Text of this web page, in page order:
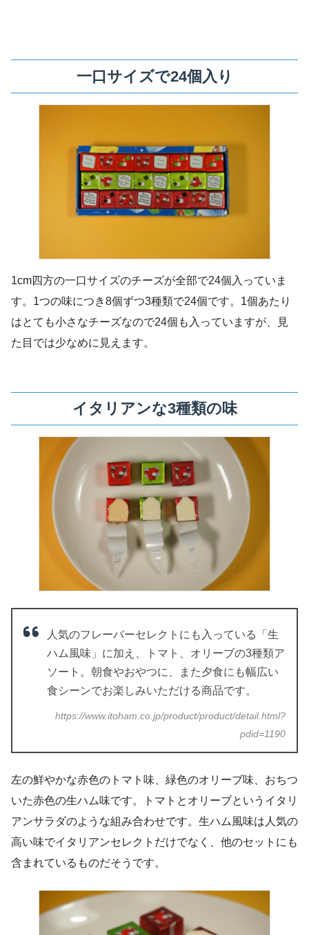
一口サイズで24個入り
1cm四方の一口サイズのチーズが全部で24個入っていま
す。1つの味につき8個ずつ3種類で24個です。1個あたり
はとても小さなチーズなので24個も入っていますが、見
た目では少なめに見えます。
イタリアンな3種類の味
人気のフレーバーセレクトにも入っている「生
ハム風味」に加え、トマト、オリーブの3種類ア
ソート。朝食やおやつに、また夕食にも幅広い
食シーンでお楽しみいただける商品です。
https://www.itoham.co.jp/product/product/detail.html?
pdid=1190
左の鮮やかな赤色のトマト味、緑色のオリーブ味、おちつ
いた赤色の生ハム味です。トマトとオリーブというイタリ
アンサラダのような組み合わせです。生ハム風味は人気の
高い味でイタリアンセレクトだけでなく、他のセットにも
含まれているものだそうです。